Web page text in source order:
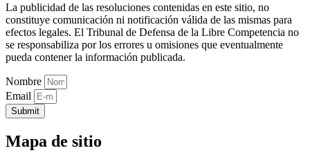
La publicidad de las resoluciones contenidas en este sitio, no
constituye comunicación ni notificación válida de las mismas para
efectos legales. El Tribunal de Defensa de la Libre Competencia no
se responsabiliza por los errores u omisiones que eventualmente
pueda contener la información publicada.
Nombre
Email
Submit
Mapa de sitio